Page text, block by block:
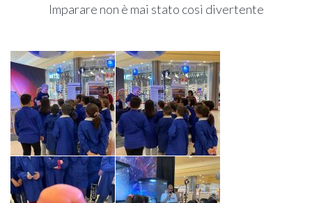
Imparare non è mai stato così divertente